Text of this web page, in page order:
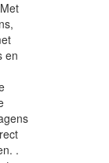
en
.